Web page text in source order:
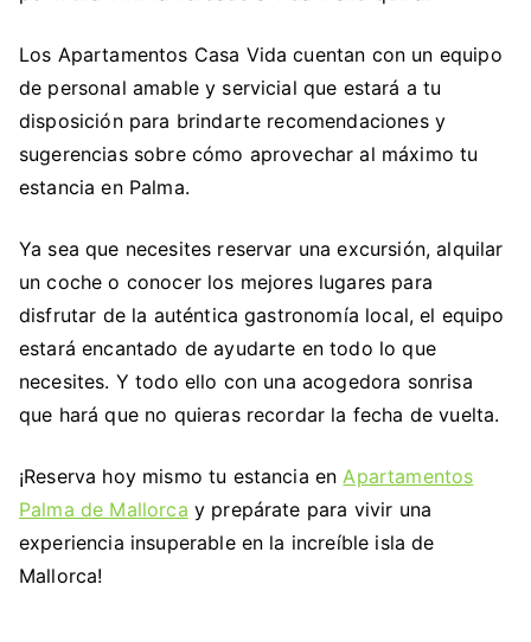
Los Apartamentos Casa Vida cuentan con un equipo
de personal amable y servicial que estará a tu
disposición para brindarte recomendaciones y
sugerencias sobre cómo aprovechar al máximo tu
estancia en Palma.
Ya sea que necesites reservar una excursión, alquilar
un coche o conocer los mejores lugares para
disfrutar de la auténtica gastronomía local, el equipo
estará encantado de ayudarte en todo lo que
necesites. Y todo ello con una acogedora sonrisa
que hará que no quieras recordar la fecha de vuelta.
¡Reserva hoy mismo tu estancia enApartamentos
Palma de Mallorca y prepárate para vivir una
experiencia insuperable en la increíble isla de
Mallorca!